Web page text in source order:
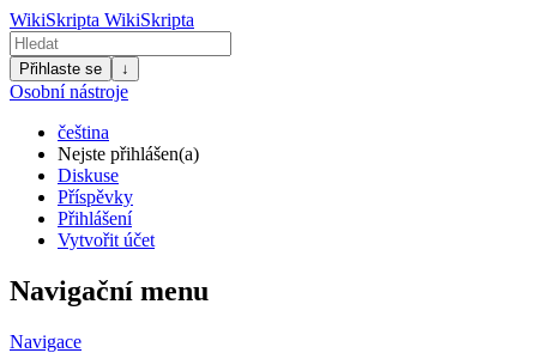
WikiSkripta WikiSkripta
Přihlaste se ↓
Osobní nástroje
čeština
Nejste přihlášen(a)
Diskuse
Příspěvky
Přihlášení
Vytvořit účet
Navigační menu
Navigace